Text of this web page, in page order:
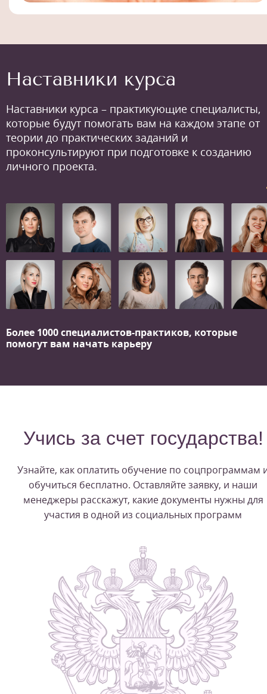
Наставники курса
Наставники курса – практикующие специалисты,
которые будут помогать вам на каждом этапе от
теории до практических заданий и
проконсультируют при подготовке к созданию
личного проекта.
Более 1000 специалистов-практиков, которые
помогут вам начать карьеру
Учись за счет государства!
Узнайте, как оплатить обучение по соцпрограммам
обучиться бесплатно. Оставляйте заявку, и наши
менеджеры расскажут, какие документы нужны для
участия в одной из социальных программ